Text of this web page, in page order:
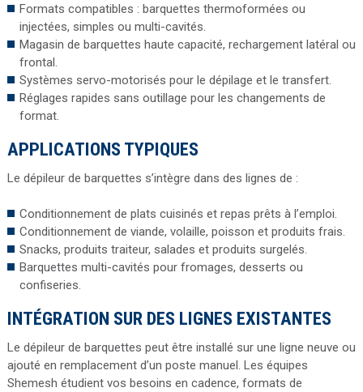
Formats compatibles : barquettes thermoformées ou
injectées, simples ou multi-cavités.
Magasin de barquettes haute capacité, rechargement latéral ou
frontal.
Systèmes servo-motorisés pour le dépilage et le transfert.
Réglages rapides sans outillage pour les changements de
format.
APPLICATIONS TYPIQUES
Le dépileur de barquettes s’intègre dans des lignes de :
Conditionnement de plats cuisinés et repas prêts à l’emploi.
Conditionnement de viande, volaille, poisson et produits frais.
Snacks, produits traiteur, salades et produits surgelés.
Barquettes multi-cavités pour fromages, desserts ou
confiseries.
INTÉGRATION SUR DES LIGNES EXISTANTES
Le dépileur de barquettes peut être installé sur une ligne neuve ou
ajouté en remplacement d’un poste manuel. Les équipes
Shemesh étudient vos besoins en cadence, formats de